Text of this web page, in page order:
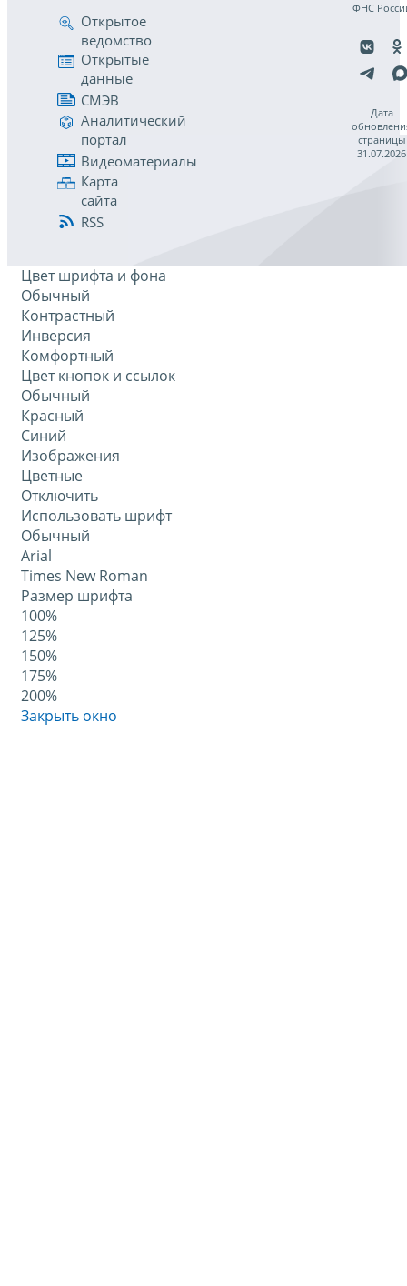
Открытое
ведомство
Открытые
данные
СМЭВ
Аналитический
портал
Видеоматериалы
Карта
сайта
RSS
ФНС
Дата
страницы
31.07.2026
Цвет шрифта и фона
Обычный
Контрастный
Инверсия
Комфортный
Цвет кнопок и ссылок
Обычный
Красный
Синий
Изображения
Цветные
Отключить
Использовать шрифт
Обычный
Arial
Times New Roman
Размер шрифта
100%
125%
150%
175%
200%
Закрыть окно